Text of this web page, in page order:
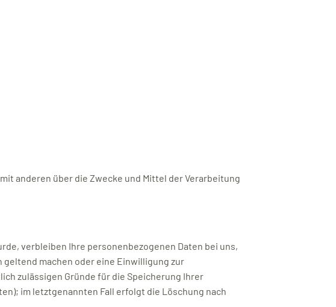
anderen über die Zwecke und Mittel der Verarbeitung
verbleiben Ihre personenbezogenen Daten bei uns,
machen oder eine Einwilligung zur
zulässigen Gründe für die Speicherung Ihrer
im letztgenannten Fall erfolgt die Löschung nach